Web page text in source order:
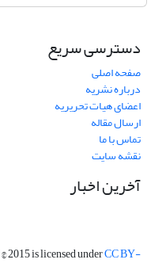
دسترسی سریع
صفحه اصلی
درباره نشریه
اعضای هیات تحریریه
ارسال مقاله
تماس با ما
نقشه سایت
آخرین اخبار
© 2015 is licensed underCC BY-